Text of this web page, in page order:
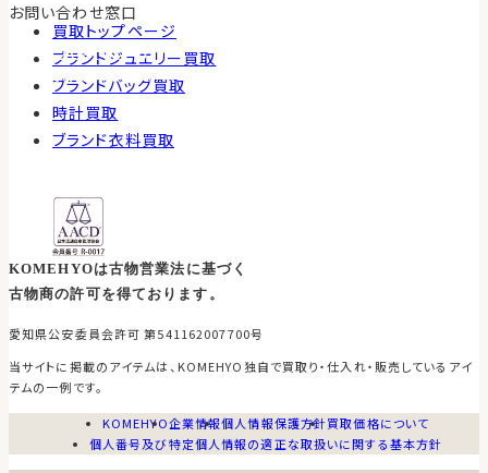
お問い合わせ窓口
0120-100-617
受付時間 10:30〜18:00
買取トップページ
ブランドジュエリー買取
ブランドバッグ買取
時計買取
ブランド衣料買取
KOMEHYOは古物営業法に基づく
古物商の許可を得ております。
愛知県公安委員会許可 第541162007700号
当サイトに掲載のアイテムは、KOMEHYO独自で買取り・仕入れ・販売しているアイ
テムの一例です。
KOMEHYO企業情報個人情報保護方針買取価格について
個人番号及び特定個人情報の適正な取扱いに関する基本方針